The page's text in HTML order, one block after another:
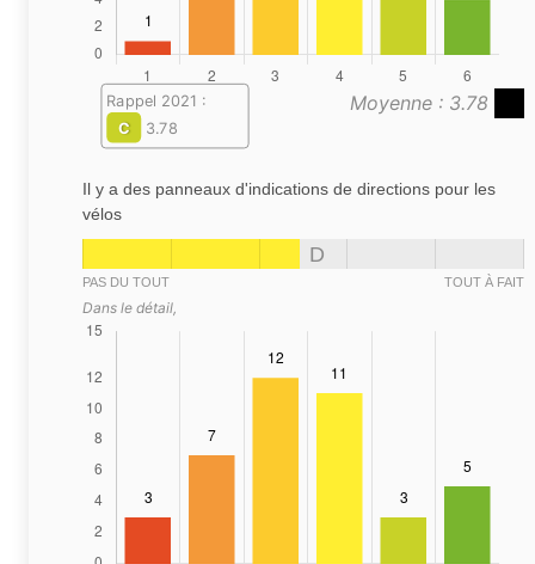
Moyenne : 3.78
Rappel 2021 :
C
3.78
Il y a des panneaux d'indications de directions pour les
vélos
D
PAS DU TOUT TOUT À FAIT
Dans le détail,